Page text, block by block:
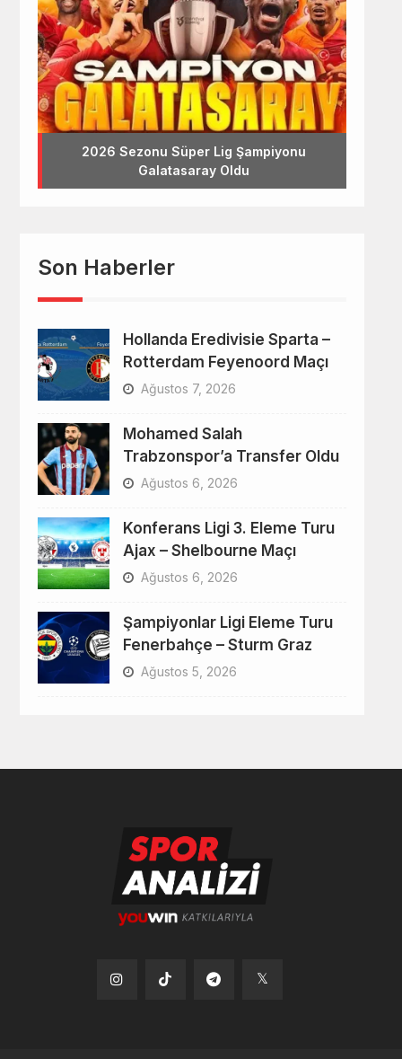
2026 Sezonu Süper Lig Şampiyonu
Galatasaray Oldu
Son Haberler
Hollanda Eredivisie Sparta –
Rotterdam Feyenoord Maçı
Ağustos 7, 2026
Mohamed Salah
Trabzonspor’a Transfer Oldu
Ağustos 6, 2026
Konferans Ligi 3. Eleme Turu
Ajax – Shelbourne Maçı
Ağustos 6, 2026
Şampiyonlar Ligi Eleme Turu
Fenerbahçe – Sturm Graz
Ağustos 5, 2026
Tiktok